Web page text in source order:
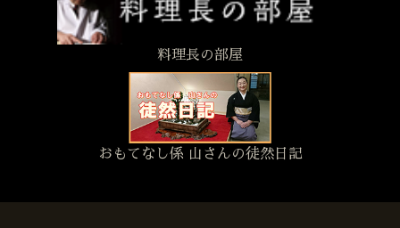
料理長の部屋
おもてなし係 山さんの徒然日記